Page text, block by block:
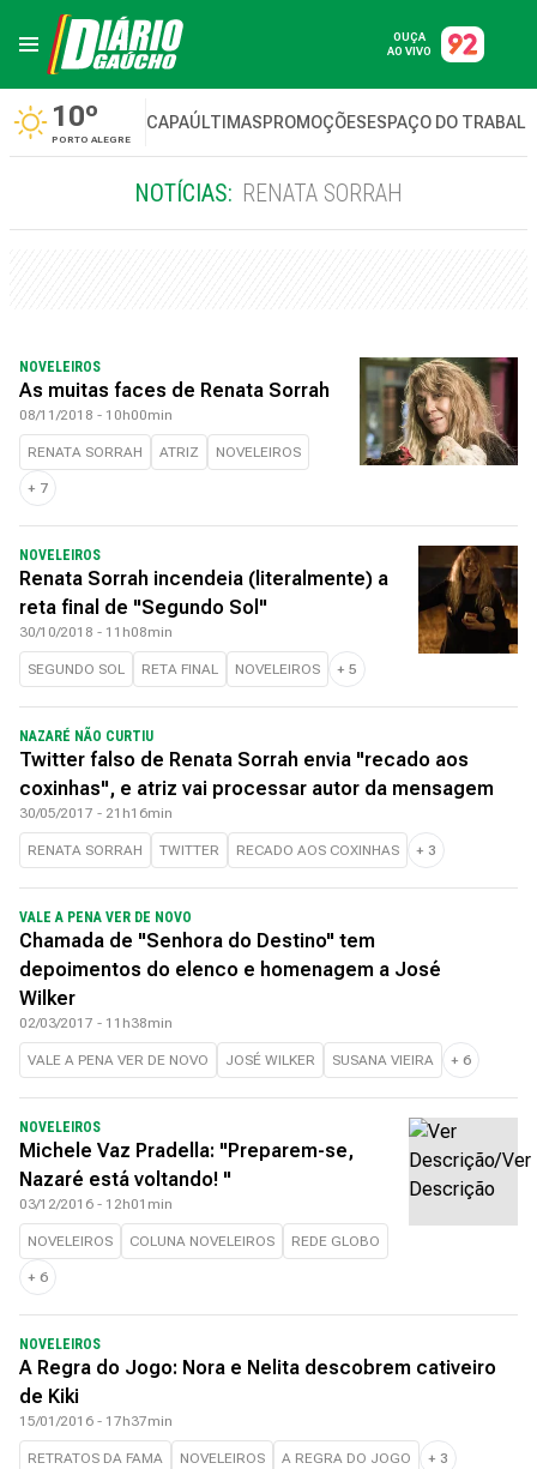
OUÇA
AO VIVO
10º
PORTO ALEGRE
CAPAÚLTIMASPROMOÇÕESESPAÇO DO
NOTÍCIAS: RENATA SORRAH
NOVELEIROS
As muitas faces de Renata Sorrah
08/11/2018 - 10h00min
RENATA SORRAH ATRIZ NOVELEIROS
+ 7
NOVELEIROS
Renata Sorrah incendeia (literalmente) a
reta final de "Segundo Sol"
30/10/2018 - 11h08min
SEGUNDO SOL RETA FINAL NOVELEIROS + 5
NAZARÉ NÃO CURTIU
Twitter falso de Renata Sorrah envia "recado aos
coxinhas", e atriz vai processar autor da mensagem
30/05/2017 - 21h16min
RENATA SORRAH TWITTER RECADO AOS COXINHAS + 3
VALE A PENA VER DE NOVO
Chamada de "Senhora do Destino" tem
depoimentos do elenco e homenagem a José
Wilker
02/03/2017 - 11h38min
VALE A PENA VER DE NOVO JOSÉ WILKER SUSANA VIEIRA + 6
NOVELEIROS
Michele Vaz Pradella: "Preparem-se,
Nazaré está voltando! "
03/12/2016 - 12h01min
NOVELEIROS COLUNA NOVELEIROS REDE GLOBO
+ 6
NOVELEIROS
A Regra do Jogo: Nora e Nelita descobrem cativeiro
de Kiki
15/01/2016 - 17h37min
RETRATOS DA FAMA NOVELEIROS A REGRA DO JOGO + 3